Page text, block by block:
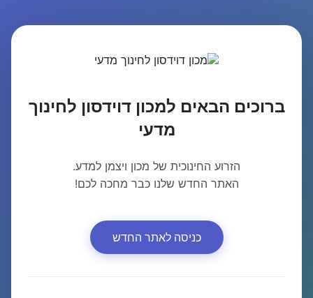
ברוכים הבאים למכון דוידסון לחינוך
מדעי
הזרוע החינוכית של מכון ויצמן למדע.
האתר החדש שלנו כבר מחכה לכם!
כניסה לאתר החדש